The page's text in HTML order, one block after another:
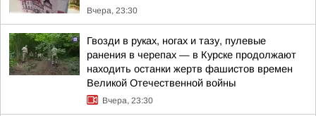
Вчера, 23:30
Гвозди в руках, ногах и тазу, пулевые
ранения в черепах — в Курске продолжают
находить останки жертв фашистов времен
Великой Отечественной войны
Вчера, 23:30